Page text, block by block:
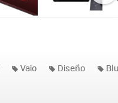
Vaio Diseño